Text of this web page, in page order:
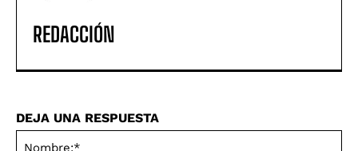
REDACCIÓN
DEJA UNA RESPUESTA